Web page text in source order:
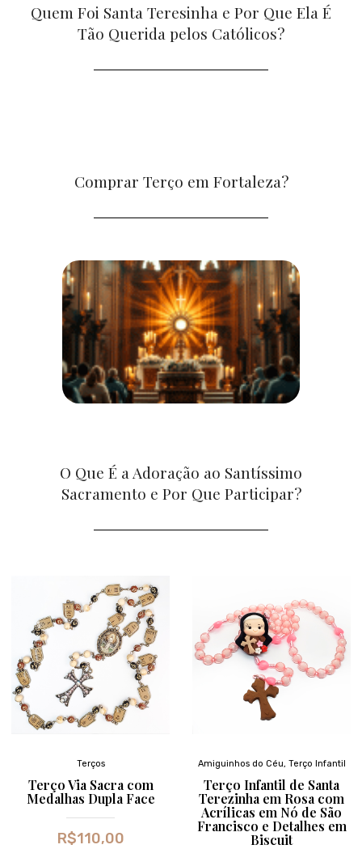
Quem Foi Santa Teresinha e Por Que Ela É
Tão Querida pelos Católicos?
Comprar Terço em Fortaleza?
O Que É a Adoração ao Santíssimo
Sacramento e Por Que Participar?
Terços
Terço Via Sacra com
Medalhas Dupla Face
R$110,00
Amiguinhos do Céu, Terço Infantil
Terço Infantil de Santa
Terezinha em Rosa com
Acrílicas em Nó de São
Francisco e Detalhes em
Biscuit